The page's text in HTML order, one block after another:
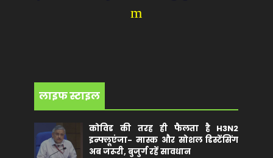
m
लाइफ स्टाइल
कोविड की तरह ही फैलता है H3N2
इन्फ्लूएंजा- मास्क और सोशल डिस्टेंसिंग
अब जरूरी, बुजुर्ग रहें सावधान